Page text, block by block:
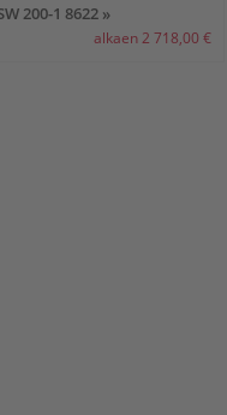
200-1 8622 »
alkaen 2 718,00 €